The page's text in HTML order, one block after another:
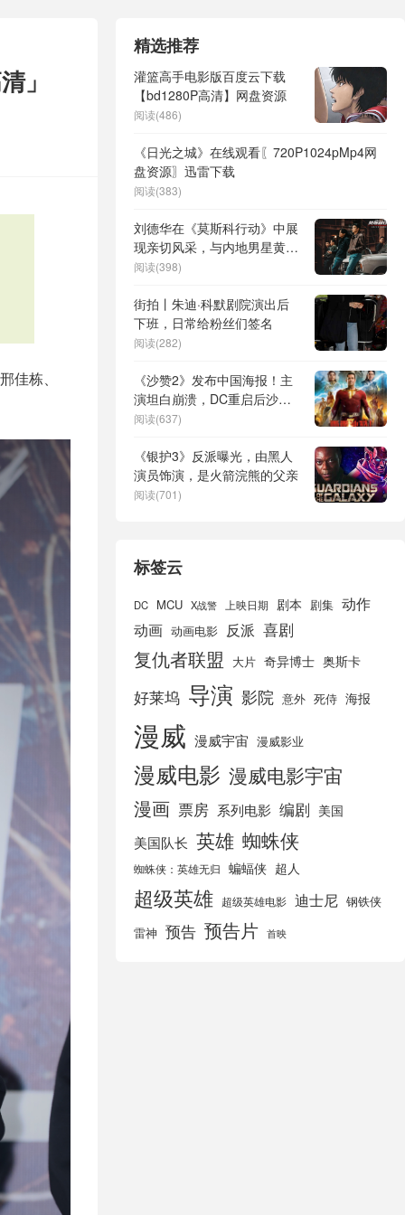
」
佳栋、
精选推荐
灌篮高手电影版百度云下载
【bd1280P高清】网盘资源
阅读(486)
《日光之城》在线观看〖720P1024pMp4网
盘资源〗迅雷下载
阅读(383)
刘德华在《莫斯科行动》中展
现亲切风采，与内地男星黄轩
零距离互动
阅读(398)
街拍丨朱迪·科默剧院演出后
下班，日常给粉丝们签名
阅读(282)
《沙赞2》发布中国海报！主
演坦白崩溃，DC重启后沙赞
可能换人
阅读(637)
《银护3》反派曝光，由黑人
演员饰演，是火箭浣熊的父亲
阅读(701)
标签云
DC MCU X战警 上映日期 剧本 剧集 动作
动画 动画电影 反派 喜剧
复仇者联盟 大片 奇异博士 奥斯卡
好莱坞 导演 影院 意外 死侍 海报
漫威 漫威宇宙 漫威影业
漫威电影 漫威电影宇宙
漫画 票房 系列电影 编剧 美国
美国队长 英雄 蜘蛛侠
蜘蛛侠：英雄无归 蝙蝠侠 超人
超级英雄 超级英雄电影 迪士尼 钢铁侠
雷神 预告 预告片 首映